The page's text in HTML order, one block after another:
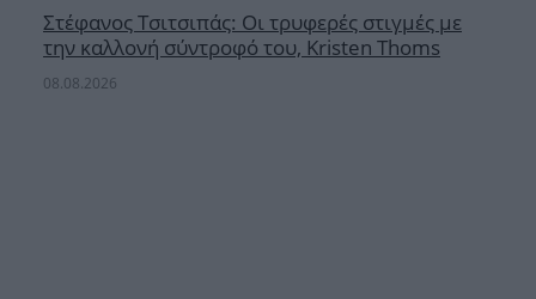
Στέφανος Τσιτσιπάς: Οι τρυφερές στιγμές με
την καλλονή σύντροφό του, Kristen Thoms
08.08.2026